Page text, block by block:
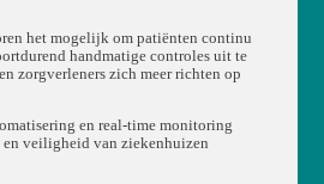
het mogelijk om patiënten continu
handmatige controles uit te
zorgverleners zich meer richten op
en real-time monitoring
veiligheid van ziekenhuizen